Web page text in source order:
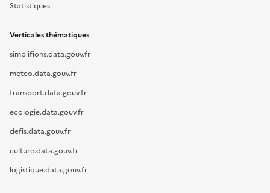
Statistiques
Verticales thématiques
simplifions.data.gouv.fr
meteo.data.gouv.fr
transport.data.gouv.fr
ecologie.data.gouv.fr
defis.data.gouv.fr
culture.data.gouv.fr
logistique.data.gouv.fr